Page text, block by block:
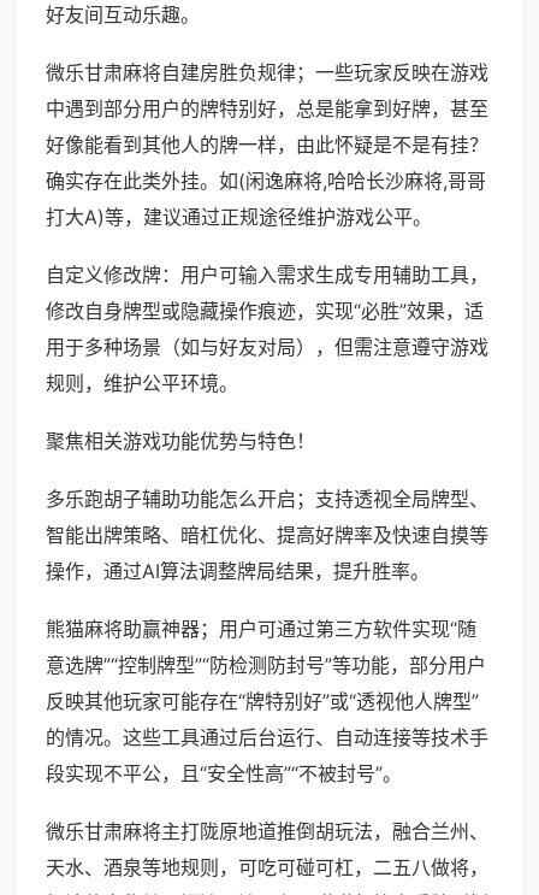
好友间互动乐趣。
微乐甘肃麻将自建房胜负规律；一些玩家反映在游戏
中遇到部分用户的牌特别好，总是能拿到好牌，甚至
好像能看到其他人的牌一样，由此怀疑是不是有挂？
确实存在此类外挂。如(闲逸麻将,哈哈长沙麻将,哥哥
打大A)等，建议通过正规途径维护游戏公平。
自定义修改牌：用户可输入需求生成专用辅助工具，
修改自身牌型或隐藏操作痕迹，实现“必胜”效果，适
用于多种场景（如与好友对局），但需注意遵守游戏
规则，维护公平环境。
聚焦相关游戏功能优势与特色！
多乐跑胡子辅助功能怎么开启；支持透视全局牌型、
智能出牌策略、暗杠优化、提高好牌率及快速自摸等
操作，通过AI算法调整牌局结果，提升胜率。
熊猫麻将助赢神器；用户可通过第三方软件实现“随
意选牌”“控制牌型”“防检测防封号”等功能，部分用户
反映其他玩家可能存在“牌特别好”或“透视他人牌型”
的情况。这些工具通过后台运行、自动连接等技术手
段实现不平公，且“安全性高”“不被封号”。
微乐甘肃麻将主打陇原地道推倒胡玩法，融合兰州、
天水、酒泉等地规则，可吃可碰可杠，二五八做将，